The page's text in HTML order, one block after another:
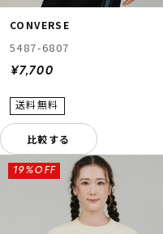
CONVERSE
5487-6807
¥7,700
比較する
19%OFF